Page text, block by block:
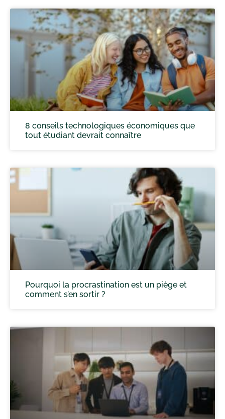
8 conseils technologiques économiques que
tout étudiant devrait connaître
Pourquoi la procrastination est un piège et
comment s’en sortir ?